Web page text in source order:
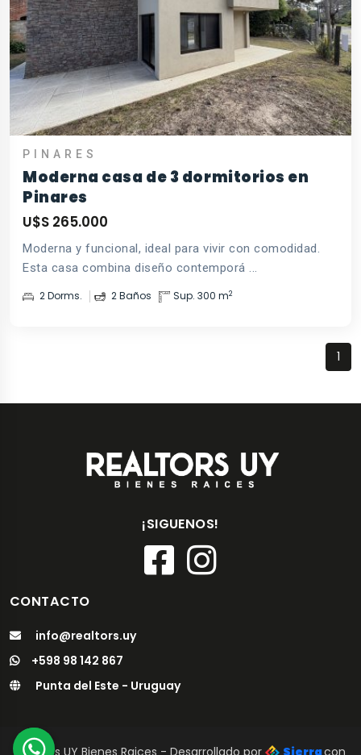
PINARES
Moderna casa de 3 dormitorios en
Pinares
U$S 265.000
Moderna y funcional, ideal para vivir con comodidad.
Esta casa combina diseño contemporá ...
2 Dorms. 2 Baños Sup. 300 m2
1
¡SIGUENOS!
CONTACTO
info@realtors.uy
+598 98 142 867
Punta del Este - Uruguay
Realtors UY Bienes Raices - Desarrollado por Sierracon